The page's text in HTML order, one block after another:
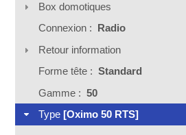
Box domotiques
Connexion : Radio
Retour information
Forme tête : Standard
Gamme : 50
Type [Oximo 50 RTS]